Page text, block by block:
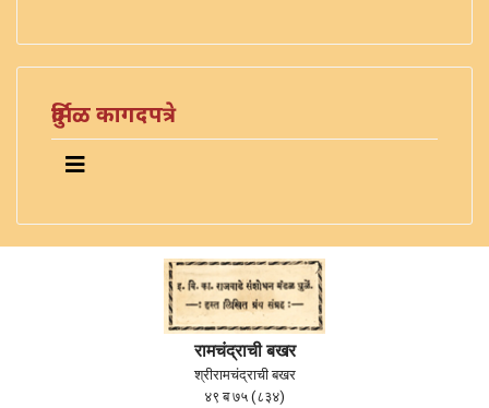
दुर्मिळ कागदपत्रे
रामचंद्राची बखर
श्रीरामचंद्राची बखर
४९ ब ७५ (८३४)